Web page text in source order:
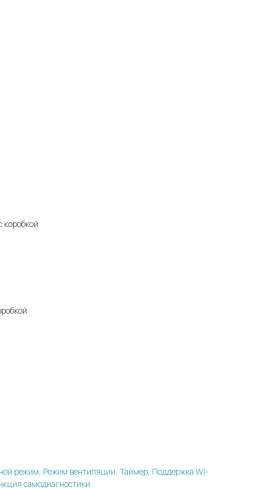
коробкой
режим Режим вентиляции Таймер Поддержка Wi-
самодиагностики